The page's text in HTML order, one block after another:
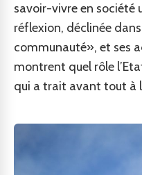
savoir-vivre en société
réflexion, déclinée
communauté», et ses
montrent quel rôle
qui a trait avant tout à